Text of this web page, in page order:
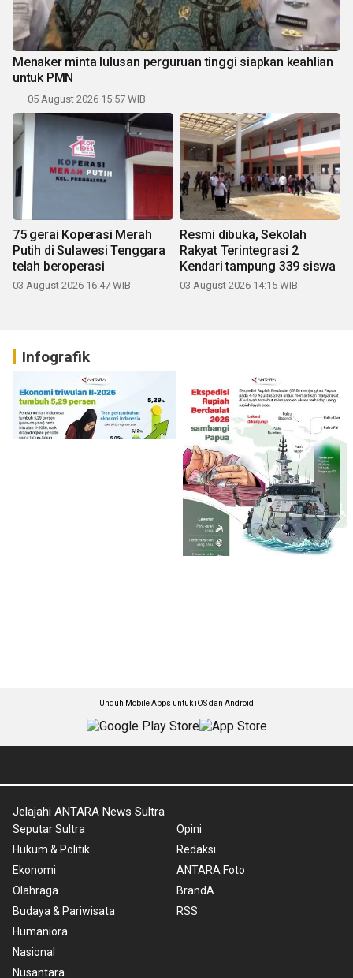
Menaker minta lulusan perguruan tinggi siapkan keahlian
untuk PMN
05 August 2026 15:57 WIB
75 gerai Koperasi Merah
Putih di Sulawesi Tenggara
telah beroperasi
03 August 2026 16:47 WIB
Resmi dibuka, Sekolah
Rakyat Terintegrasi 2
Kendari tampung 339 siswa
03 August 2026 14:15 WIB
Infografik
Unduh Mobile Apps untuk iOS dan Android
Jelajahi ANTARA News Sultra
Seputar Sultra
Hukum & Politik
Ekonomi
Olahraga
Budaya & Pariwisata
Humaniora
Nasional
Nusantara
Opini
Redaksi
ANTARA Foto
BrandA
RSS